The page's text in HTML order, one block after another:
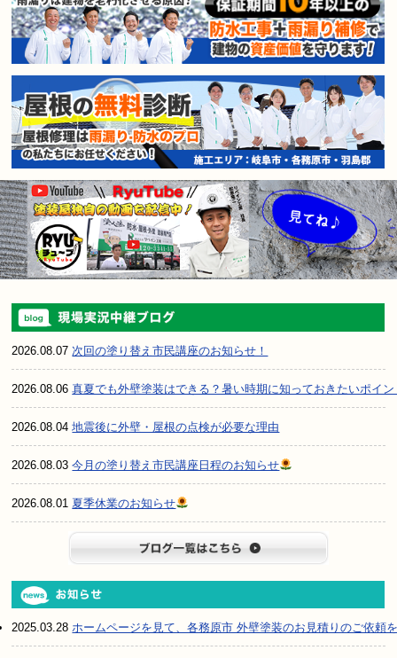
2026.08.07次回の塗り替え市民講座のお知らせ！
2026.08.06真夏でも外壁塗装はできる？暑い時期に知っておきたいポイン
2026.08.04地震後に外壁・屋根の点検が必要な理由
2026.08.03今月の塗り替え市民講座日程のお知らせ
2026.08.01 夏季休業のお知らせ
2025.03.28ホームページを見て、各務原市 外壁塗装のお見積りのご依頼